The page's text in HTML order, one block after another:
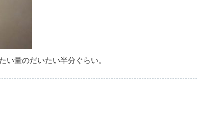
い量のだいたい半分ぐらい。